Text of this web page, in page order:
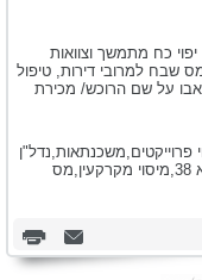
יפוי כח מתמשך וצוואות
שבח למרובי דירות, טיפול
על שם הרוכש/ מכירת
פרוייקטים,משכנתאות,נדל"ן
מסחרי,עסקאות פינוי בינוי,עסקאות קומבינציה,פינוי שוכר,קניית דירה,רישום בטאבו,תמ"א 38,מיסוי מקרקעין,מס